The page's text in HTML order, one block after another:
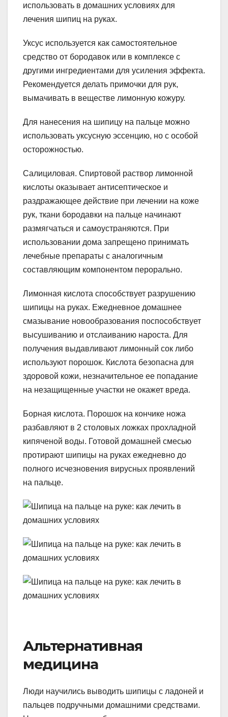
использовать в домашних условиях для
лечения шипиц на руках.
Уксус используется как самостоятельное
средство от бородавок или в комплексе с
другими ингредиентами для усиления эффекта.
Рекомендуется делать примочки для рук,
вымачивать в веществе лимонную кожуру.
Для нанесения на шипицу на пальце можно
использовать уксусную эссенцию, но с особой
осторожностью.
Салициловая. Спиртовой раствор лимонной
кислоты оказывает антисептическое и
раздражающее действие при лечении на коже
рук, ткани бородавки на пальце начинают
размягчаться и самоустраняются. При
использовании дома запрещено принимать
лечебные препараты с аналогичным
составляющим компонентом перорально.
Лимонная кислота способствует разрушению
шипицы на руках. Ежедневное домашнее
смазывание новообразования поспособствует
высушиванию и отслаиванию нароста. Для
получения выдавливают лимонный сок либо
используют порошок. Кислота безопасна для
здоровой кожи, незначительное ее попадание
на незащищенные участки не окажет вреда.
Борная кислота. Порошок на кончике ножа
разбавляют в 2 столовых ложках прохладной
кипяченой воды. Готовой домашней смесью
протирают шипицы на руках ежедневно до
полного исчезновения вирусных проявлений
на пальце.
Альтернативная
медицина
Люди научились выводить шипицы с ладоней и
пальцев подручными домашними средствами.